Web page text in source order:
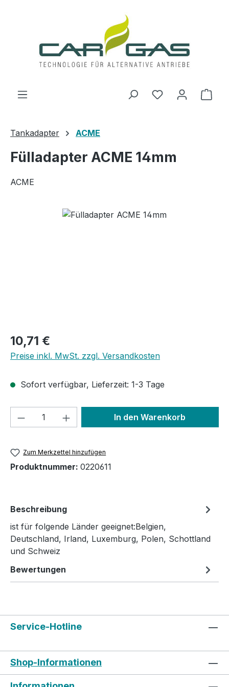
Du hast 0
Tankadapter ACME
Fülladapter ACME 14mm
ACME
Bildergalerie überspringen
Regulärer Preis:
10,71 €
Preise inkl. MwSt. zzgl. Versandkosten
Sofort verfügbar, Lieferzeit: 1-3 Tage
Produkt Anzahl: Gib denIn den Warenkorb
Zum Merkzettel hinzufügen
Produktnummer: 0220611
Beschreibung
ist für folgende Länder geeignet:Belgien,
Deutschland, Irland, Luxemburg, Polen, Schottland
und Schweiz
Bewertungen
Service-Hotline
Shop-Informationen